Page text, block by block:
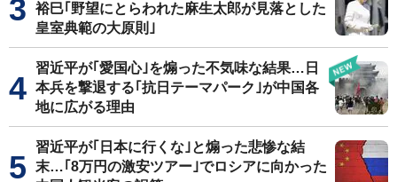
裕巳｢野望にとらわれた麻生太郎が見落とした
皇室典範の大原則｣
習近平が｢愛国心｣を煽った不気味な結果…日
本兵を撃退する｢抗日テーマパーク｣が中国各
地に広がる理由
習近平が｢日本に行くな｣と煽った悲惨な結
末…｢8万円の激安ツアー｣でロシアに向かった